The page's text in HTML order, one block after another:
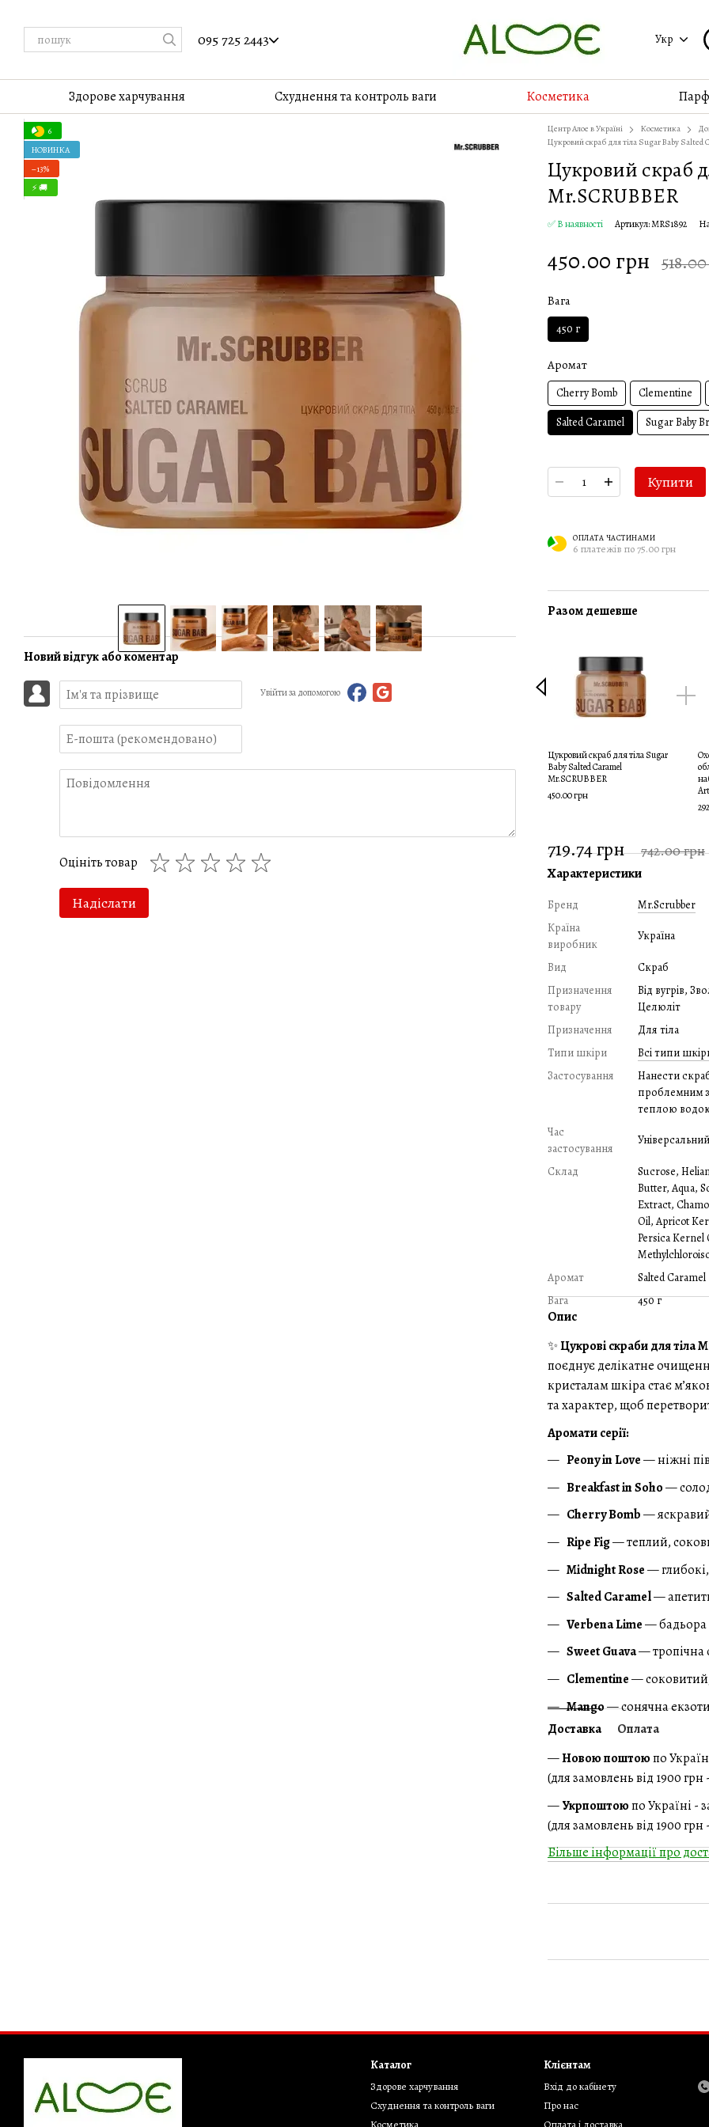
095 725 2443 Укр
Здорове харчування Cхуднення та контроль ваги Косметика
6
НОВИНКА
−13%
⚡ 🚚
Новий відгук або коментар
Увійти за допомогою
Оцініть товар
Надіслати
Центр Алое в Україні Косметика
Цукровий скраб для тіла Sugar Baby Salted
Цукровий скраб
Mr.SCRUBBER
✅ В наявності Артикул: MRS1892
450.00 грн
Вага
450 г
Аромат
Cherry Bomb Clementine
Salted Caramel
Sugar Baby
Купити
ОПЛАТА ЧАСТИНАМИ
6 платежів по 75.00 грн
Разом дешевше
Цукровий скраб для тіла Sugar
Baby Salted Caramel
Mr.SCRUBBER
Гель для душу Jelly Bubbles
Clementine Mr.SCRUBBER
776.00 грн 800.00 грн Купити
Разом дешевше
Цукровий скраб для тіла Sugar
Baby Salted Caramel
Mr.SCRUBBER
450.00 грн
719.74 грн 742.00 грн
Характеристики
Бренд
Mr.Scrubber
Країна
виробник
Україна
Вид
Скраб
Призначення
товару
Від вугрів,
Целюліт
Призначення
Для тіла
Типи шкіри
Всі типи
Застосування
Нанести
проблемним
теплою водою
Час
застосування
Універсальний
Склад
Sucrose,
Butter, Aqua,
Extract,
Oil, Apricot
Persica Kernel
Аромат
Salted Caramel
Вага
450 г
Опис
✨Цукрові скраби для тіла
поєднує делікатне
кристалам шкіра стає
та характер, щоб
Аромати серії:
Peony in Love— ніжні
Breakfast in Soho—
Cherry Bomb—
Ripe Fig— теплий,
Midnight Rose—
Salted Caramel—
Verbena Lime— бадьора
Sweet Guava— тропічна
Clementine—
Mango— сонячна
Доставка
Оплата
—Новою поштоюпо
(для замовлень від 1900
—Укрпоштоюпо Україні -
(для замовлень від 1900
Більше інформації про
Каталог
Здорове харчування
Cхуднення та контроль ваги
Клієнтам
Вхід до кабінету
Про нас